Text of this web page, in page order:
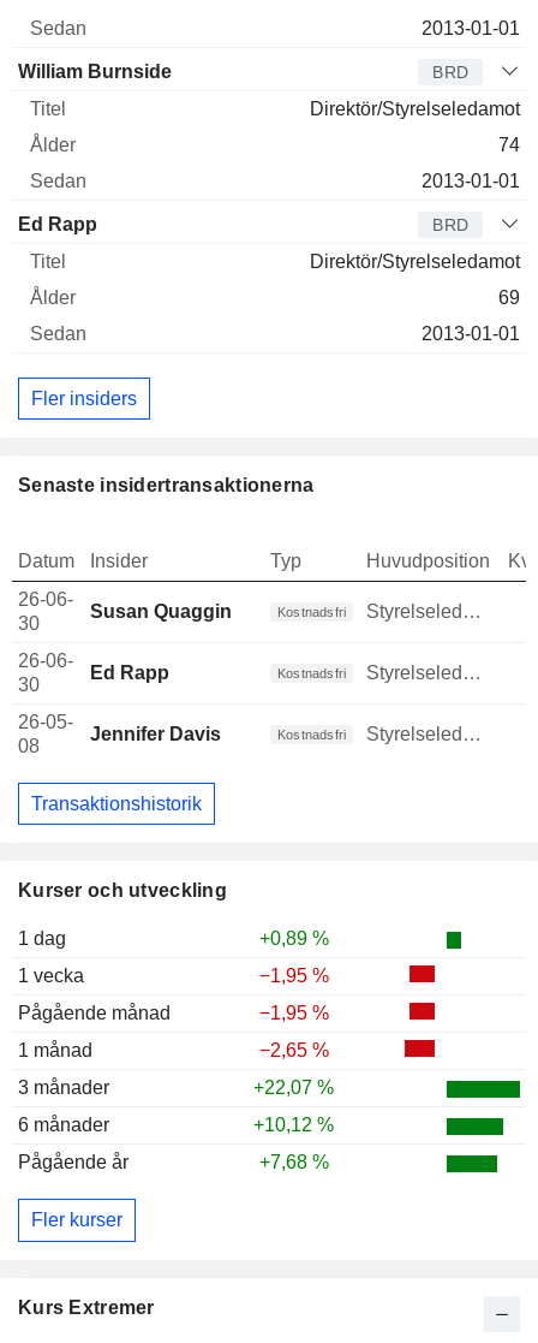
Kurser och utveckling
1 dag
+0,89 %
1 vecka
−1,95 %
Pågående månad
−1,95 %
1 månad
−2,65 %
3 månader
+22,07 %
6 månader
+10,12 %
Pågående år
+7,68 %
Fler kurser
Kurs Extremer
2013-01-01
William Burnside BRD
Direktör/Styrelseledamot
74
2013-01-01
Ed Rapp BRD
Direktör/Styrelseledamot
69
2013-01-01
Fler insiders
Senaste insidertransaktionerna
Datum Insider Typ Huvudposition
26-06-
30
Susan Quaggin Kostnadsfri Styrelseledamot
26-06-
30
Ed Rapp Kostnadsfri Styrelseledamot
26-05-
08
Jennifer Davis Kostnadsfri Styrelseledamot
Transaktionshistorik